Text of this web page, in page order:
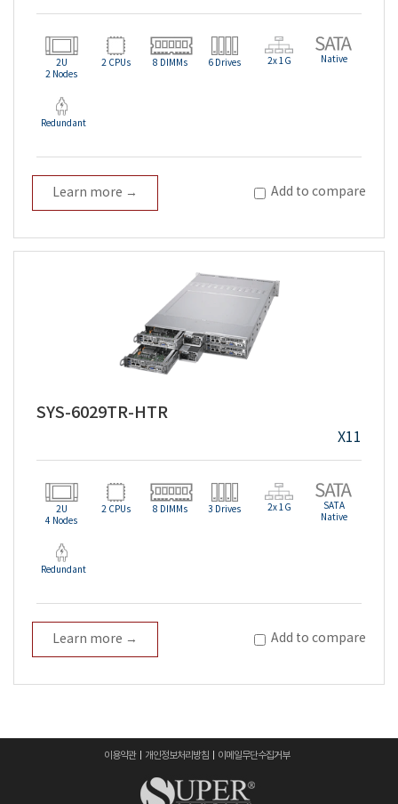
2U
2 Nodes
2 CPUs 8 DIMMs 6 Drives 2x 1G Native
Redundant
Learn more → Add to compare
SYS-6029TR-HTR
X11
2U
4 Nodes
2 CPUs 8 DIMMs 3 Drives 2x 1G
SATA
Native
Redundant
Learn more → Add to compare
이용약관 개인정보처리방침 이메일무단수집거부